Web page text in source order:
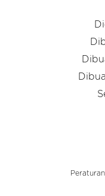
Peraturan